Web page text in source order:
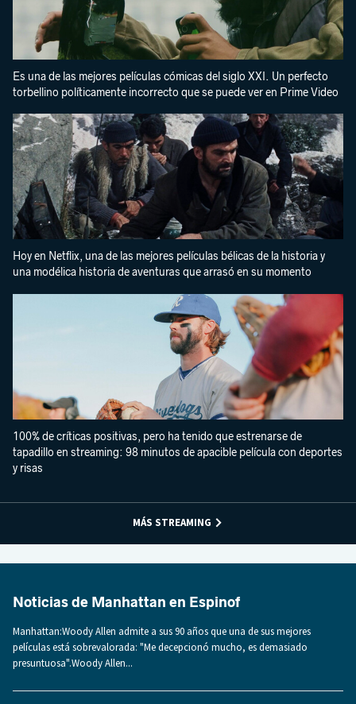
Es una de las mejores películas cómicas del siglo XXI. Un perfecto
torbellino políticamente incorrecto que se puede ver en Prime Video
Hoy en Netflix, una de las mejores películas bélicas de la historia y
una modélica historia de aventuras que arrasó en su momento
100% de críticas positivas, pero ha tenido que estrenarse de
tapadillo en streaming: 98 minutos de apacible película con deportes
y risas
MÁS STREAMING
Noticias de Manhattan en Espinof
Manhattan:Woody Allen admite a sus 90 años que una de sus mejores
películas está sobrevalorada: "Me decepcionó mucho, es demasiado
presuntuosa".Woody Allen...